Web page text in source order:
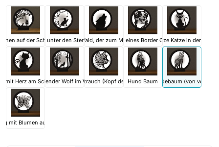
auf der Schaukel
Katze, die unter den Sternen spielt
Wolf im Wald, der zum Mond heult
Kopf eines Border CollieSchwarze Katze in der Lampe
mit Herz am SchwanzHeulender Wolf im WaldKatzenstrauch (Kopf der Katze)Hund BaumHundebaum (von vorne)
mit Blumen auf den Flügeln